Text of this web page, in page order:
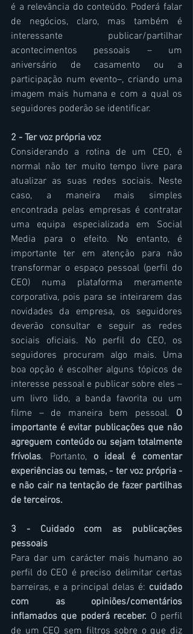
é a relevância do conteúdo. Poderá falar
de negócios, claro, mas também é
interessante publicar/partilhar
acontecimentos pessoais – um
aniversário de casamento ou a
participação num evento–, criando uma
imagem mais humana e com a qual os
seguidores poderão se identificar.
2 - Ter voz própria voz
Considerando a rotina de um CEO, é
normal não ter muito tempo livre para
atualizar as suas redes sociais. Neste
caso, a maneira mais simples
encontrada pelas empresas é contratar
uma equipa especializada em Social
Media para o efeito. No entanto, é
importante ter em atenção para não
transformar o espaço pessoal (perfil do
CEO) numa plataforma meramente
corporativa, pois para se inteirarem das
novidades da empresa, os seguidores
deverão consultar e seguir as redes
sociais oficiais. No perfil do CEO, os
seguidores procuram algo mais. Uma
boa opção é escolher alguns tópicos de
interesse pessoal e publicar sobre eles –
um livro lido, a banda favorita ou um
filme – de maneira bem pessoal. O
importante é evitar publicações que não
agreguem conteúdo ou sejam totalmente
frívolas. Portanto, o ideal é comentar
experiências ou temas, - ter voz própria -
e não cair na tentação de fazer partilhas
de terceiros.
3 - Cuidado com as publicações
pessoais
Para dar um carácter mais humano ao
perfil do CEO é preciso delimitar certas
barreiras, e a principal delas é: cuidado
com as opiniões/comentários
inflamados que poderá receber. O perfil
de um CEO sem filtros sobre o que diz